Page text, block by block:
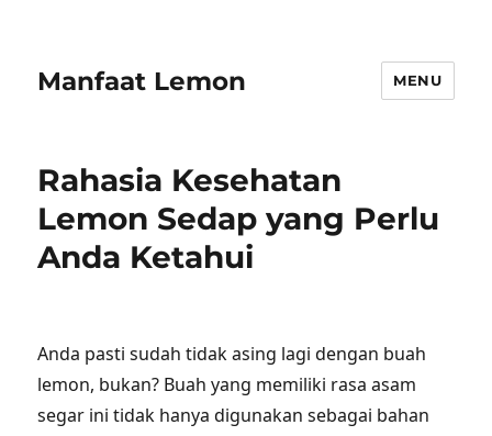
Manfaat Lemon MENU
Rahasia Kesehatan
Lemon Sedap yang Perlu
Anda Ketahui
Anda pasti sudah tidak asing lagi dengan buah
lemon, bukan? Buah yang memiliki rasa asam
segar ini tidak hanya digunakan sebagai bahan